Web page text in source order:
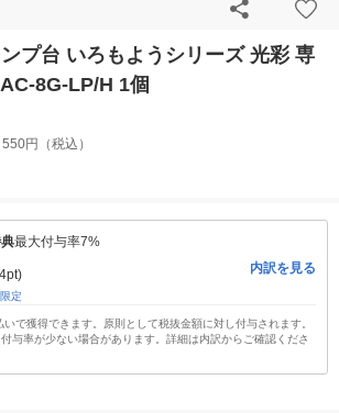
プ台 いろもようシリーズ 光彩 専
8G-LP/H 1個
550円（税込）
最大付与率7%
定
内訳を見る
で獲得できます。原則として税抜金額に対し付与されます。
与率が少ない場合があります。詳細は内訳からご確認くださ